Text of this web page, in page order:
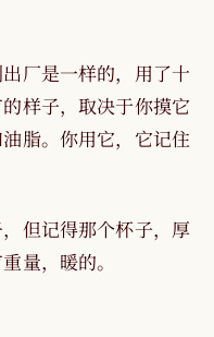
厂是一样的，用了十
样子，取决于你摸它
脂。你用它，它记住
但记得那个杯子，厚
量，暖的。